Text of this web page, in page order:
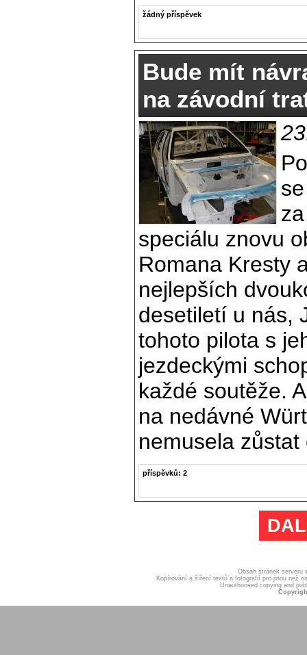
žádný příspěvek
Bude mít
na závodní
speciálu znovu
Romana Kresty
nejlepších
desetiletí u nás,
tohoto pilota s
jezdeckými
každé soutěže.
na nedávné
nemusela
příspěvků: 2
Obsah stránek serveru
Kopírování a šíření textů a fotografií pro jinou než
Unauthorised copying and